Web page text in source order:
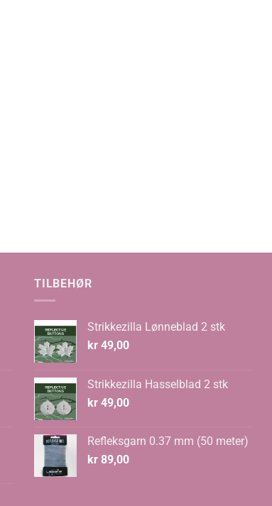
TILBEHØR
Strikkezilla Lønneblad 2 stk
kr 49,00
Strikkezilla Hasselblad 2 stk
kr 49,00
Refleksgarn 0.37 mm (50 meter)
kr 89,00